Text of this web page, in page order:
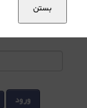
ورود
بستن